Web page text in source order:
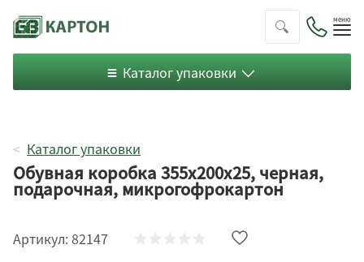
Каталог упаковки
Каталог упаковки
Обувная коробка 355x200x25, черная,
подарочная, микрогофрокартон
Артикул: 82147